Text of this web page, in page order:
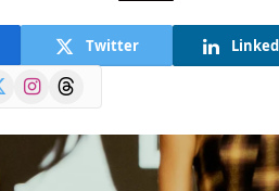
Twitter
InstagramThreads